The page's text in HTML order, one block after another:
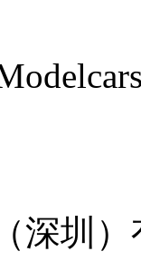
深圳